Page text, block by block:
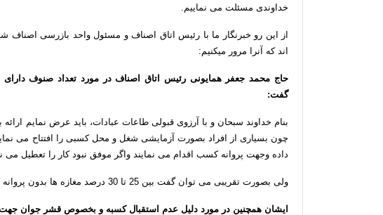
خداوندی مسئلت می نماییم
از این رو خبرنگار ما با رئیس اتاق اصناف و مسئول واحد بازرسی اصناف
اند که آنرا مرور میکنیم :
حاج محمد جعفر همایونی رئیس اتاق اصناف در مورد تعداد صنوف دارای
گفت:
بنام خداوند سبحان و با آرزوی قبولی طاعات عبادات، باید عرض نمایم ارائه
چون بسیاری از افراد بصورت آزمایشی شغل و محل کسبی را افتتاح می
داده وجهت پروانه کسب اقدام می نمایند واگر موفق نبود کار را تعطیل می
ولی بصورت تقریبی می توان گفت بین تا درصد مغازه ها بدون پروانه
ایشان همچنین در مورد دلیل عدم استقبال کسبه و بخصوص قشر جوان